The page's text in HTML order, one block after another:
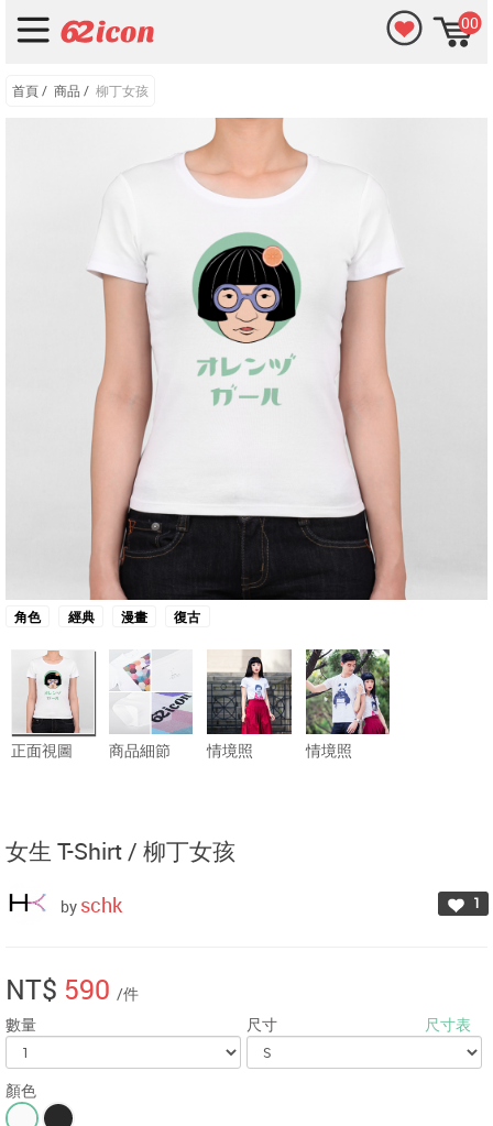
00
首頁/ 商品 / 柳丁女孩
角色 經典 漫畫 復古
正面視圖 商品細節 情境照 情境照
女生 T-Shirt / 柳丁女孩
1
by schk
NT$ 590 /件
數量
尺寸 尺寸表
顏色